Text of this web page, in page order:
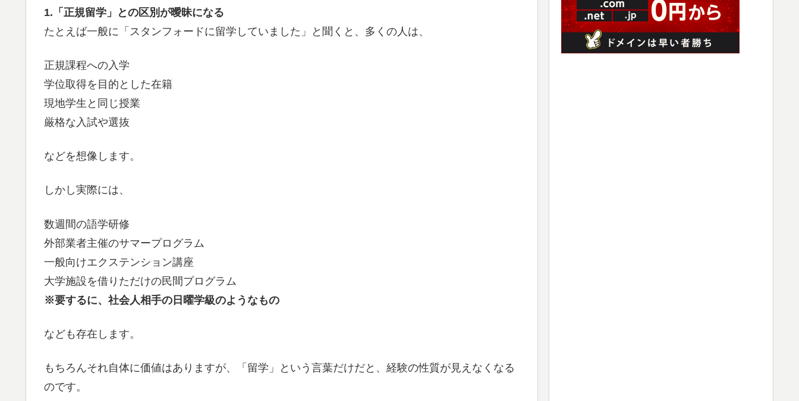
1.「正規留学」との区別が曖昧になる
たとえば一般に「スタンフォードに留学していました」と聞くと、多くの人は、
正規課程への入学
学位取得を目的とした在籍
現地学生と同じ授業
厳格な入試や選抜
などを想像します。
しかし実際には、
数週間の語学研修
外部業者主催のサマープログラム
一般向けエクステンション講座
大学施設を借りただけの民間プログラム
※要するに、社会人相手の日曜学級のようなもの
なども存在します。
もちろんそれ自体に価値はありますが、「留学」という言葉だけだと、経験の性質が見えなくなる
のです。